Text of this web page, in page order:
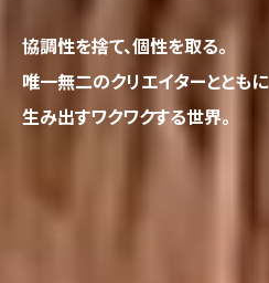
協調性を捨て、個性を取る。
唯一無二のクリエイターとともに
生み出すワクワクする世界。